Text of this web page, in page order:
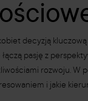
decyzją
pasję z
rozwoju.
i jakie